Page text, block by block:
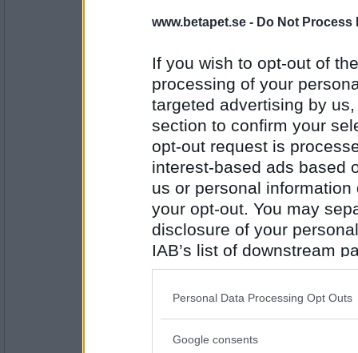
www.betapet.se - Do Not Process
If you wish to opt-out of
processing of your
targeted advertising by
section to confirm your
opt-out request is
interest-based ads based
us or personal
your opt-out. You may
disclosure of your
IAB’s list of downstream
also be disclosed by us
Downstream Participants
Please note that this
Personal Data Processing Opt Outs
Google consents
Antal inlägg:
7110
Skuldra
Antal inlägg: 357
lolololololo
Antal inlägg:
Skallra